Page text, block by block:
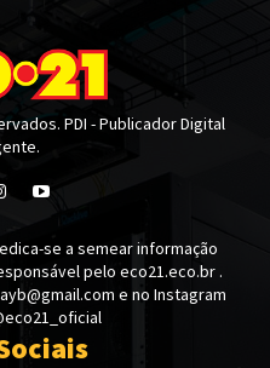
PDI - Publicador Digital
se a semear informação
pelo eco21.eco.br .
e no Instagram